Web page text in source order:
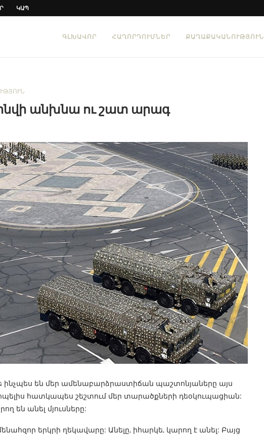
ԿԱՊ
ԳԼԽԱՎՈՐ ՀԱՂՈՐԴՈՒՄՆԵՐ ՔԱՂԱՔԱԿԱՆՈՒԹՅՈՒՆ
անխնա ու շատ արագ
ինչպես են մեր ամենաբարձրաստիճան պաշտոնյաները այս
հատկապես շեշտում մեր տարածքների դեօկուպացիան:
են անել մյուսները:
երկրի ղեկավարը: Անելը, իհարկե, կարող է անել: Բայց